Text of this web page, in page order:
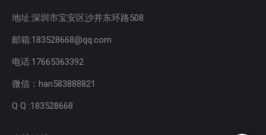
地址:深圳市宝安区沙井东环路508
邮箱:183528668@qq.com
电话:17665363392
微信：han583888821
Q Q :183528668